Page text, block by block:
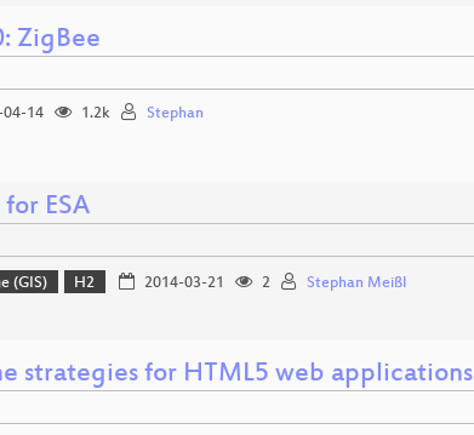
ZigBee
04-14 1.2k Stephan
ESA
(GIS) H2 2014-03-21 2 Stephan Meißl
strategies for HTML5 web applications